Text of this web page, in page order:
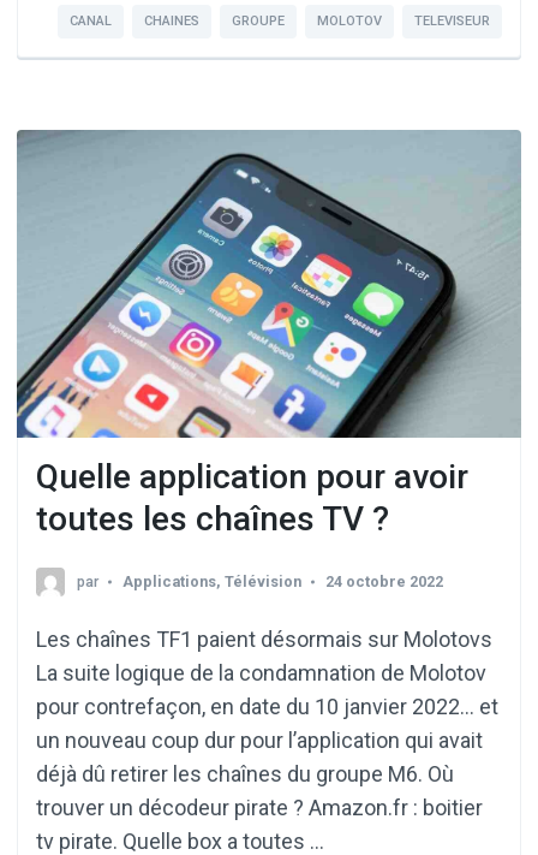
CANAL CHAINES GROUPE MOLOTOV TELEVISEUR
Quelle application pour avoir
toutes les chaînes TV ?
par Applications, Télévision 24 octobre 2022
Les chaînes TF1 paient désormais sur Molotovs
La suite logique de la condamnation de Molotov
pour contrefaçon, en date du 10 janvier 2022… et
un nouveau coup dur pour l’application qui avait
déjà dû retirer les chaînes du groupe M6. Où
trouver un décodeur pirate ? Amazon.fr : boitier
tv pirate. Quelle box a toutes …